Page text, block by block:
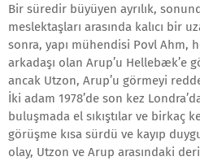
Bir süredir büyüyen ayrılık,
meslektaşları arasında kalıcı bir
sonra, yapı mühendisi Povl Ahm,
arkadaşı olan Arup’u Hellebæk’e
ancak Utzon, Arup’u görmeyi
İki adam 1978’de son kez
buluşmada el sıkıştılar ve birkaç
görüşme kısa sürdü ve kayıp
olay, Utzon ve Arup arasındaki